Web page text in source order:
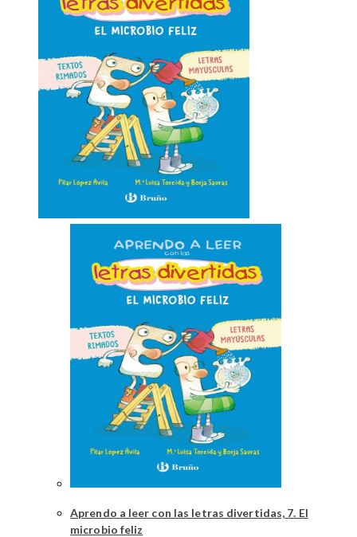
Aprendo a leer con las letras divertidas, 7. El
microbio feliz